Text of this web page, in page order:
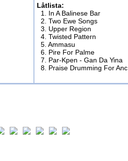
Låtlista:
1. In A Balinese Bar
2. Two Ewe Songs
3. Upper Region
4. Twisted Pattern
5. Ammasu
6. Pire For Palme
7. Par-Kpen - Gan Da Yina
8. Praise Drumming For Anc